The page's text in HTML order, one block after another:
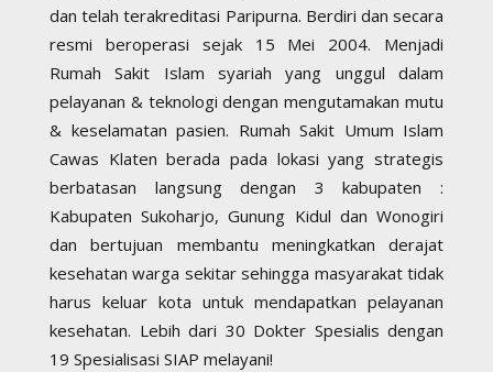
dan telah terakreditasi Paripurna. Berdiri dan secara
resmi beroperasi sejak 15 Mei 2004. Menjadi
Rumah Sakit Islam syariah yang unggul dalam
pelayanan & teknologi dengan mengutamakan mutu
& keselamatan pasien. Rumah Sakit Umum Islam
Cawas Klaten berada pada lokasi yang strategis
berbatasan langsung dengan 3 kabupaten :
Kabupaten Sukoharjo, Gunung Kidul dan Wonogiri
dan bertujuan membantu meningkatkan derajat
kesehatan warga sekitar sehingga masyarakat tidak
harus keluar kota untuk mendapatkan pelayanan
kesehatan. Lebih dari 30 Dokter Spesialis dengan
19 Spesialisasi SIAP melayani!